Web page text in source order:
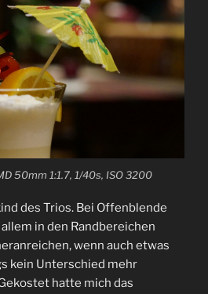
50mm 1:1.7, 1/40s, ISO 3200
des Trios. Bei Offenblende
in den Randbereichen
wenn auch etwas
kein Unterschied mehr
hatte mich das